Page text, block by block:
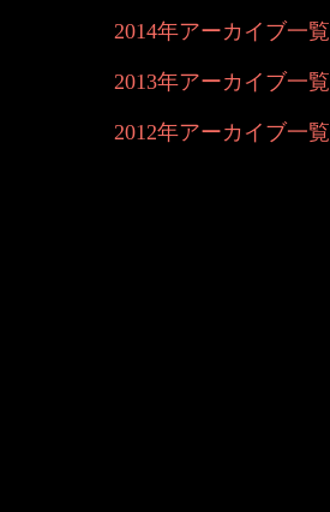
2014年アーカイブ一覧
2013年アーカイブ一覧
2012年アーカイブ一覧